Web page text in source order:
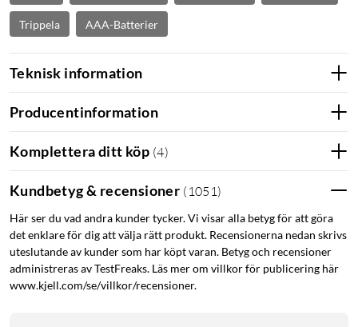
Trippela AAA-Batterier
Teknisk information
Producentinformation
Komplettera ditt köp (4)
Kundbetyg & recensioner ( 1051 )
Här ser du vad andra kunder tycker. Vi visar alla betyg för att göra
det enklare för dig att välja rätt produkt. Recensionerna nedan skrivs
uteslutande av kunder som har köpt varan. Betyg och recensioner
administreras av TestFreaks. Läs mer om villkor för publicering här
www.kjell.com/se/villkor/recensioner.